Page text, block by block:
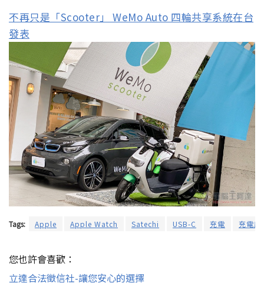
不再只是「Scooter」 WeMo Auto 四輪共享系統在台
發表
Tags: Apple Apple Watch Satechi USB-C 充電 充電座
您也許會喜歡：
立達合法徵信社-讓您安心的選擇